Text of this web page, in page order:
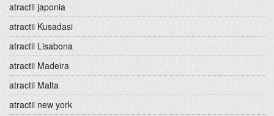
atractii japonia
atractii Kusadasi
atractii Lisabona
atractii Madeira
atractii Malta
atractii new york